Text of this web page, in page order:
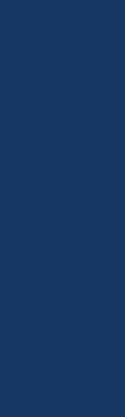
απέκτησε το διδακτορικό του
της Νίκαιας – Sophia Antipolis
του για τη θάλασσα και τις
είναι ερευνητής στο Centre
από 20 χρόνια, συνδυάζει τη
τα ιόντα κατά τη
οξίνιση των ωκεανών μειώνει
επίσης μηχανιστικές
στις αποστολές Tara Ocean
συν-συντονιστής του
του Νώε” με είδη κοραλλιών, για
κατά των επιπτώσεων της